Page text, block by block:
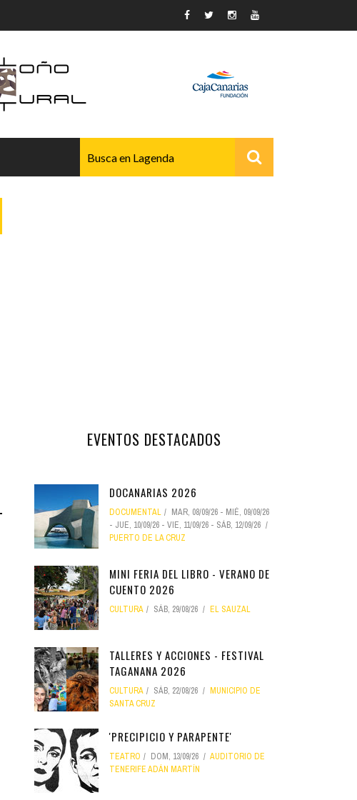
EVENTOS DESTACADOS
DOCANARIAS 2026
DOCUMENTAL MAR, 08/09/26 - MIÉ, 09/09/26
- JUE, 10/09/26 - VIE, 11/09/26 - SÁB, 12/09/26
PUERTO DE LA CRUZ
MINI FERIA DEL LIBRO - VERANO DE
CUENTO 2026
CULTURA SÁB, 29/08/26 EL SAUZAL
TALLERES Y ACCIONES - FESTIVAL
TAGANANA 2026
CULTURA SÁB, 22/08/26
MUNICIPIO DE
SANTA CRUZ
'PRECIPICIO Y PARAPENTE'
TEATRO DOM, 13/09/26
AUDITORIO DE
TENERIFE ADÁN MARTÍN